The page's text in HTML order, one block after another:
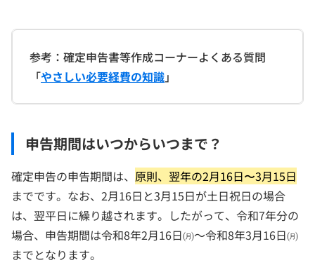
参考：確定申告書等作成コーナーよくある質問
「やさしい必要経費の知識」
申告期間はいつからいつまで？
確定申告の申告期間は、 原則、翌年の2月16日〜3月15日
までです。なお、2月16日と3月15日が土日祝日の場合
は、翌平日に繰り越されます。したがって、令和7年分の
場合、申告期間は令和8年2月16日㈪～令和8年3月16日㈪
までとなります。